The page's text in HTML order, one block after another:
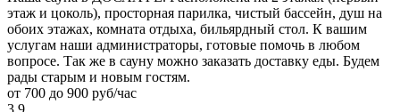
этаж и цоколь), просторная парилка, чистый бассейн, душ на
обоих этажах, комната отдыха, бильярдный стол. К вашим
услугам наши администраторы, готовые помочь в любом
вопросе. Так же в сауну можно заказать доставку еды. Будем
рады старым и новым гостям.
от 700 до 900 руб/час
3,9